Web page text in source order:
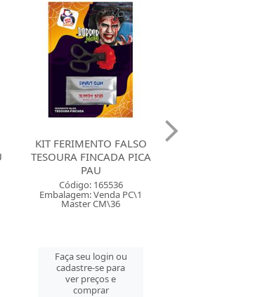
KIT FERIMENTO FALSO
ARRANHAO PROFUNDO
PICA PAU
Código: 165535
Embalagem: Venda PC\1
Master CM\36
Faça seu login ou
cadastre-se para
ver preços e
comprar